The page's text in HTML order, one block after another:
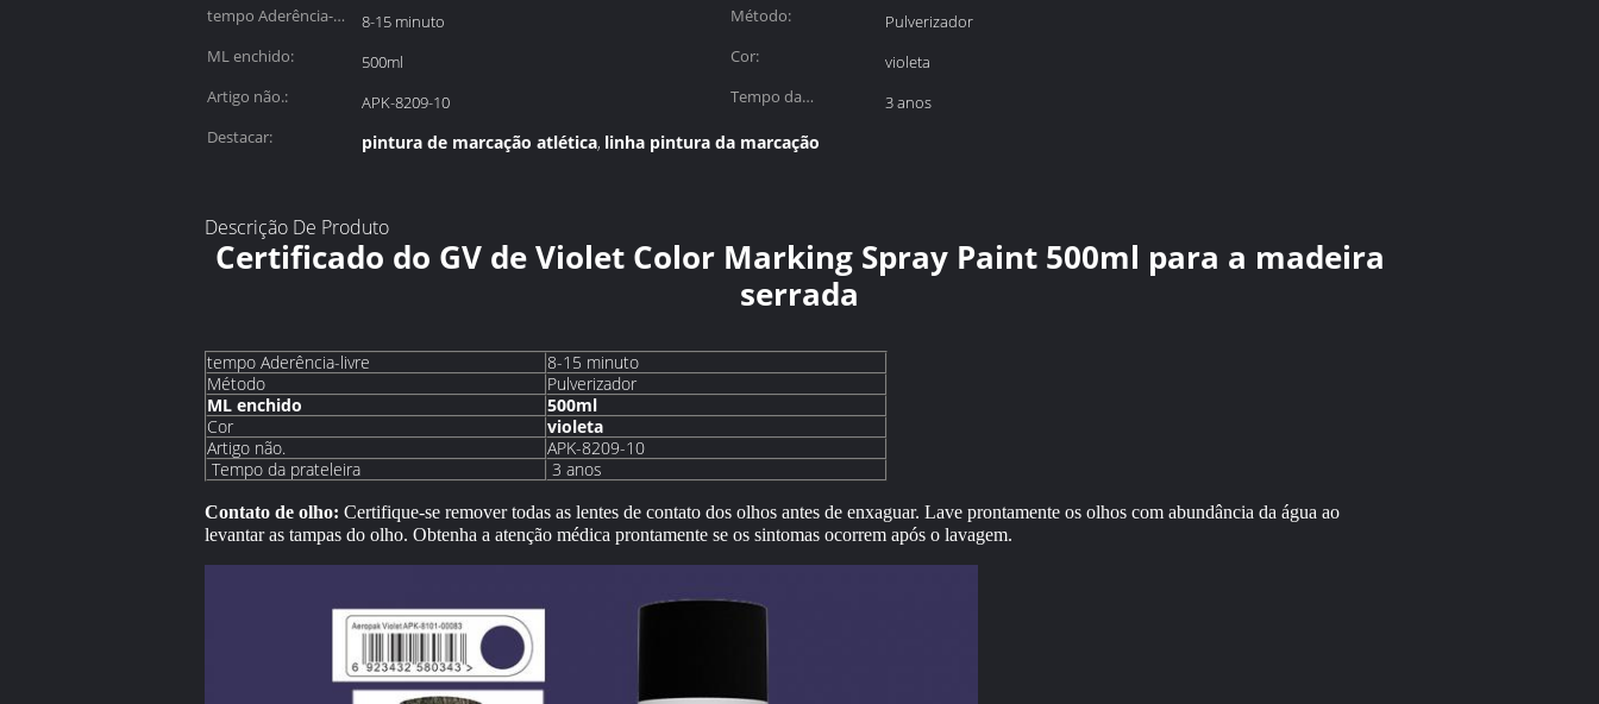
tempo Aderência-
8-15 minuto Método:
Pulverizador
ML enchido:
500ml Cor:
violeta
Artigo não.:
APK-8209-10
Tempo da
3 anos
Destacar:
pintura de marcação atlética, linha pintura da marcação
Descrição De Produto
Certificado do GV de Violet Color Marking Spray Paint 500ml para a madeira
serrada
tempo Aderência-livre
8-15 minuto
Método
Pulverizador
ML enchido
500ml
Cor
violeta
Artigo não.
APK-8209-10
Tempo da prateleira
3 anos
Contato de olho: Certifique-se remover todas as lentes de contato dos olhos antes de enxaguar. Lave prontamente os olhos com abundância da água ao
levantar as tampas do olho. Obtenha a atenção médica prontamente se os sintomas ocorrem após o lavagem.